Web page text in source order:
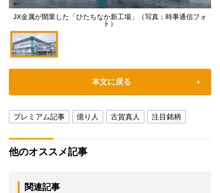
JX金属が開業した「ひたちなか新工場」（写真：時事通信フォ
ト）
本文に戻る
プレミアム記事 億り人 古賀真人 注目銘柄
他のオススメ記事
関連記事